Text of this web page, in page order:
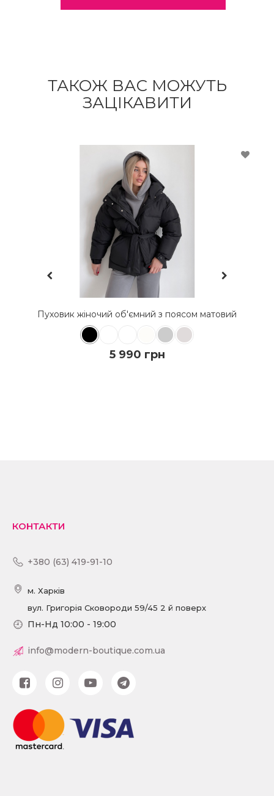
ТАКОЖ ВАС МОЖУТЬ
ЗАЦІКАВИТИ
Пуховик теплий подовжений під пояс силіконовий
3 950 грн
КОНТАКТИ
+380 (63) 419-91-10
м. Харків
вул. Григорія Сковороди 59/45 2 й поверх
Пн-Нд 10:00 - 19:00
info@modern-boutique.com.ua